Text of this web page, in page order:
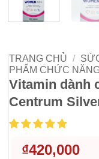
TRANG CHỦ /
PHẨM CHỨC
Vitamin dành
Centrum
₫420,000